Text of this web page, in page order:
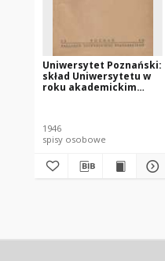
Uniwersytet Poznański:
skład Uniwersytetu w
roku akademickim
1946 T.22
1946
spisy osobowe